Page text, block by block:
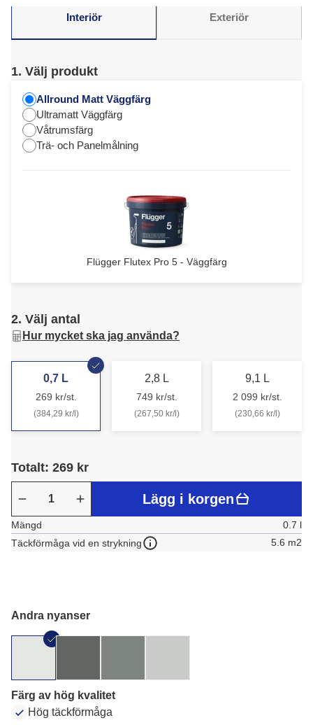
Interiör Exteriör
1. Välj produkt
Allround Matt Väggfärg
Ultramatt Väggfärg
Våtrumsfärg
Trä- och Panelmålning
Flügger Flutex Pro 5 - Väggfärg
2. Välj antal
Hur mycket ska jag använda?
0,7 L
269 kr/st.
(384,29 kr/l)
2,8 L
749 kr/st.
(267,50 kr/l)
9,1 L
2 099 kr/st.
(230,66 kr/l)
Totalt: 269 kr
Lägg i korgen
Mängd
0.7 l
Täckförmåga vid en strykning
5.6 m2
Andra nyanser
Färg av hög kvalitet
Hög täckförmåga